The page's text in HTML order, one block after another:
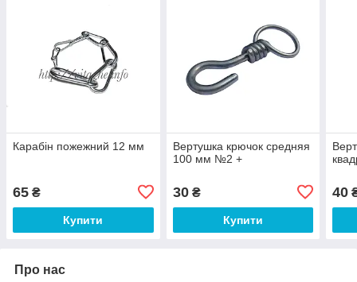
Карабін пожежний 12 мм
65 ₴
Купити
Вертушка крючок средняя
100 мм №2 +
30₴
Купити
40
Про нас